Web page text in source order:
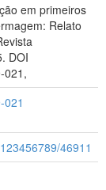
em primeiros
Relato
DOI
021,
46911